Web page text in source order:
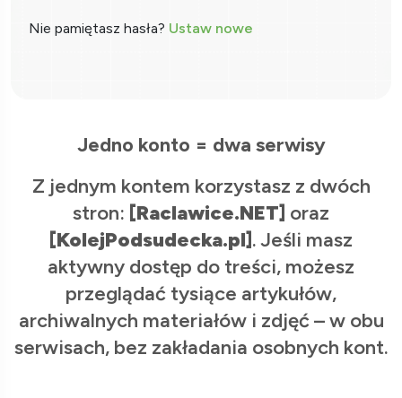
Nie pamiętasz hasła? Ustaw nowe
Jedno konto = dwa serwisy
Z jednym kontem korzystasz z dwóch
stron: [Raclawice.NET] oraz
[KolejPodsudecka.pl]. Jeśli masz
aktywny dostęp do treści, możesz
przeglądać tysiące artykułów,
archiwalnych materiałów i zdjęć – w obu
serwisach, bez zakładania osobnych kont.